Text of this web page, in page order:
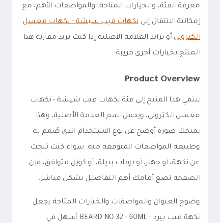
معرفة الفئة، والخيارات المتاحة، والمواصفات الأهم، مع
إمكانية الانتقال إلى نكهات فيب شيشة - نكهات معسل
الكتروني أو براند العلامة الأصلية إذا كنت تريد مقارنة هذا
المنتج بخيارات أخرى قريبة.
Product Overview
ينتمي هذا المنتج إلى فئة نكهات فيب شيشة - نكهات
معسل الكتروني، ويحمل اسم العلامة الأصلية، وهذا
يمنحك صورة أوضح عن نوع الاستخدام الذي صُمم له
وطبيعة المواصفات المتوقعة منه. سواء كنت تبحث
عن نكهة، أو جهاز، أو بودات بديلة، أو كويل متوافق، فإن
الصفحة تضع أمامك أهم التفاصيل بشكل مباشر.
وضوح العنوان والمواصفات والخيارات المتاحة يجعل
نكهة فيب بيرد - BEARD NO.32 - 60ML أسهل في